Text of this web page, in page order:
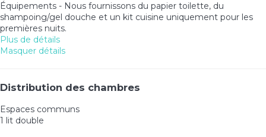
Équipements - Nous fournissons du papier toilette, du
shampoing/gel douche et un kit cuisine uniquement pour les
premières nuits.
Plus de détails
Masquer détails
Distribution des chambres
Espaces communs
1 lit double